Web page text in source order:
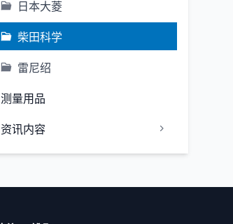
日本大菱
柴田科学
雷尼绍
测量用品
资讯内容